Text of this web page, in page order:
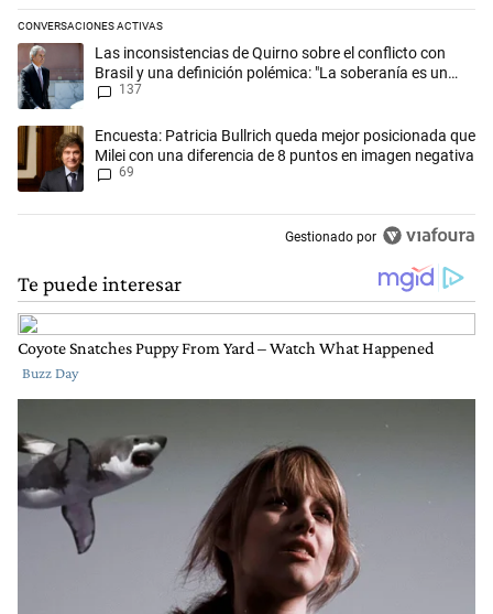
CONVERSACIONES ACTIVAS
Este listado muestra los artículos con más comentarios en los
Un artículo de tendencia con el título "Las inconsistencias de Quirno
Las inconsistencias de Quirno sobre el conflicto con
Brasil y una definición polémica: "La soberanía es un
concepto antiguo"
137
Un artículo de tendencia con el título "Encuesta: Patricia Bullrich
Encuesta: Patricia Bullrich queda mejor posicionada que
Milei con una diferencia de 8 puntos en imagen negativa
69
Gestionado por